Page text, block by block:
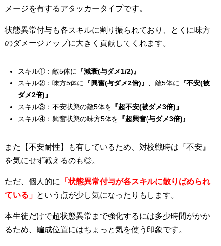
メージを有するアタッカータイプです。
状態異常付与も各スキルに割り振られており、とくに味方
のダメージアップに大きく貢献してくれます。
スキル①：敵5体に 『減衰(与ダメ1/2) 』
スキル②：味方5体に
『興奮(与ダメ2倍) 』 、敵5体に 『不安(被
ダメ2倍) 』
スキル③：不安状態の敵5体を 『超不安(被ダメ3倍) 』
スキル④：興奮状態の味方5体を 『超興奮(与ダメ3倍) 』
また【不安耐性】も有しているため、対校戦時は『不安』
を気にせず戦えるのも◎。
ただ、個人的に
「状態異常付与が各スキルに散りばめられ
ている」 という点が少し気になったりもします。
本生徒だけで超状態異常まで強化するには多少時間がかか
るため、編成位置にはちょっと気を使う印象です。